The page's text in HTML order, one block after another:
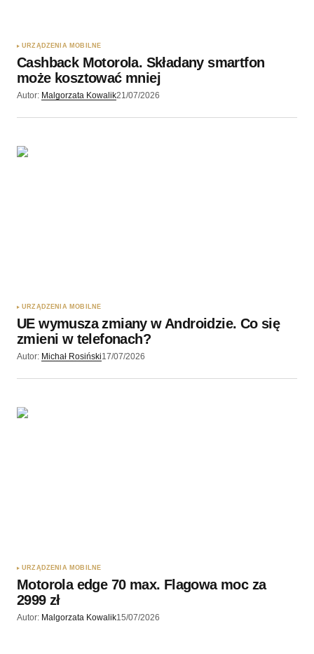
URZĄDZENIA MOBILNE
Cashback Motorola. Składany smartfon
może kosztować mniej
Autor: Malgorzata Kowalik21/07/2026
URZĄDZENIA MOBILNE
UE wymusza zmiany w Androidzie. Co się
zmieni w telefonach?
Autor: Michał Rosiński17/07/2026
URZĄDZENIA MOBILNE
Motorola edge 70 max. Flagowa moc za
2999 zł
Autor: Malgorzata Kowalik15/07/2026